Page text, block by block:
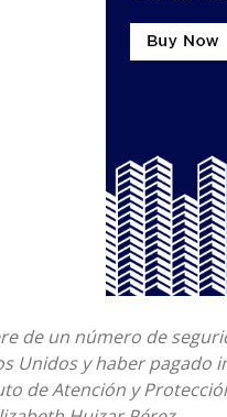
de un número de
Unidos y haber pagado
de Atención y